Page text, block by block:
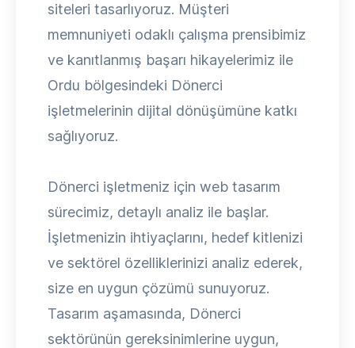
siteleri tasarlıyoruz. Müşteri
memnuniyeti odaklı çalışma prensibimiz
ve kanıtlanmış başarı hikayelerimiz ile
Ordu bölgesindeki Dönerci
işletmelerinin dijital dönüşümüne katkı
sağlıyoruz.
Dönerci işletmeniz için web tasarım
sürecimiz, detaylı analiz ile başlar.
İşletmenizin ihtiyaçlarını, hedef kitlenizi
ve sektörel özelliklerinizi analiz ederek,
size en uygun çözümü sunuyoruz.
Tasarım aşamasında, Dönerci
sektörünün gereksinimlerine uygun,